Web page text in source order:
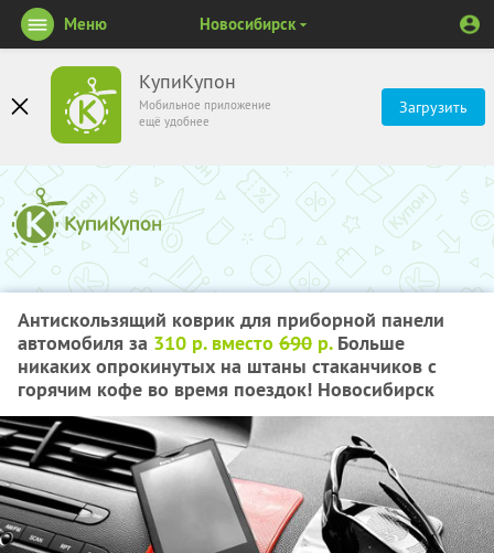
КупиКупон
Мобильное приложение
ещё удобнее
Загрузить
Меню Новосибирск
Антискользящий коврик для приборной панели
автомобиля за 310 р. вместо 690 р.Больше
никаких опрокинутых на штаны стаканчиков с
горячим кофе во время поездок! Новосибирск